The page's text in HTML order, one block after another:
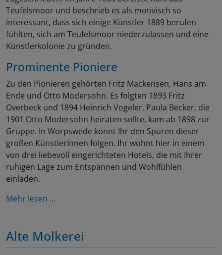
Teufelsmoor und beschrieb es als motivisch so
interessant, dass sich einige Künstler 1889 berufen
fühlten, sich am Teufelsmoor niederzulassen und eine
Künstlerkolonie zu gründen.
Prominente Pioniere
Zu den Pionieren gehörten Fritz Mackensen, Hans am
Ende und Otto Modersohn. Es folgten 1893 Fritz
Overbeck und 1894 Heinrich Vogeler. Paula Becker, die
1901 Otto Modersohn heiraten sollte, kam ab 1898 zur
Gruppe. In Worpswede könnt Ihr den Spuren dieser
großen KünstlerInnen folgen. Ihr wohnt hier in einem
von drei liebevoll eingerichteten Hotels, die mit Ihrer
ruhigen Lage zum Entspannen und Wohlfühlen
einladen.
Mehr lesen ...
Alte Molkerei